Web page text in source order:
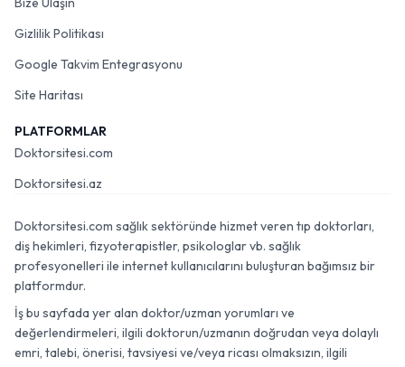
Gizlilik Politikası
Google Takvim Entegrasyonu
Site Haritası
PLATFORMLAR
Doktorsitesi.com
Doktorsitesi.az
Doktorsitesi.com sağlık sektöründe hizmet veren tıp doktorları,
diş hekimleri, fizyoterapistler, psikologlar vb. sağlık
profesyonelleri ile internet kullanıcılarını buluşturan bağımsız bir
platformdur.
İş bu sayfada yer alan doktor/uzman yorumları ve
değerlendirmeleri, ilgili doktorun/uzmanın doğrudan veya dolaylı
emri, talebi, önerisi, tavsiyesi ve/veya ricası olmaksızın, ilgili